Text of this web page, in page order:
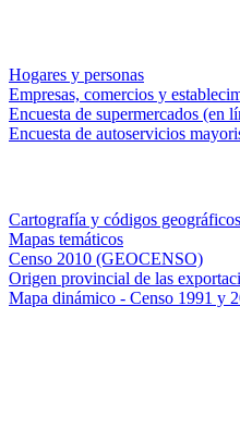
Hogares y personas
Empresas, comercios y
Encuesta de supermercados (en
Encuesta de autoservicios
Cartografía y códigos
Mapas temáticos
Censo 2010 (GEOCENSO)
Origen provincial de las
Mapa dinámico - Censo 1991 y